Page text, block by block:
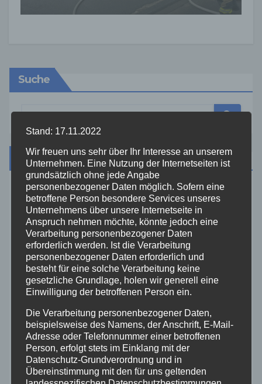
Suche
Kategorien
Aktuelles
Allgemein
Altenkirchen
Bundespolizei
Feuerwehr
Hilfsorganisationen
Mayen-Koblenz
Stand: 17.11.2022
Wir freuen uns sehr über Ihr Interesse an unserem
Unternehmen. Eine Nutzung der Internetseiten ist
grundsätzlich ohne jede Angabe
personenbezogener Daten möglich. Sofern eine
betroffene Person besondere Services unseres
Unternehmens über unsere Internetseite in
Anspruch nehmen möchte, könnte jedoch eine
Verarbeitung personenbezogener Daten
erforderlich werden. Ist die Verarbeitung
personenbezogener Daten erforderlich und
besteht für eine solche Verarbeitung keine
gesetzliche Grundlage, holen wir generell eine
Einwilligung der betroffenen Person ein.
Die Verarbeitung personenbezogener Daten,
beispielsweise des Namens, der Anschrift, E-Mail-
Adresse oder Telefonnummer einer betroffenen
Person, erfolgt stets im Einklang mit der
Datenschutz-Grundverordnung und in
Übereinstimmung mit den für uns geltenden